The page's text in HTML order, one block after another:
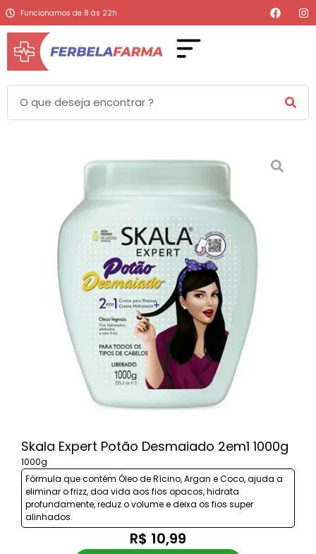
Funcionamos de 8 às 22h
Skala Expert Potão Desmaiado 2em1 1000g
1000g
Fórmula que contém Óleo de Rícino, Argan e Coco, ajuda a
eliminar o frizz, doa vida aos fios opacos, hidrata
profundamente, reduz o volume e deixa os fios super
alinhados.
R$ 10,99